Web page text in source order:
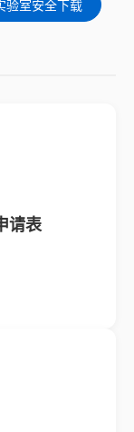
验室安全下载
请表